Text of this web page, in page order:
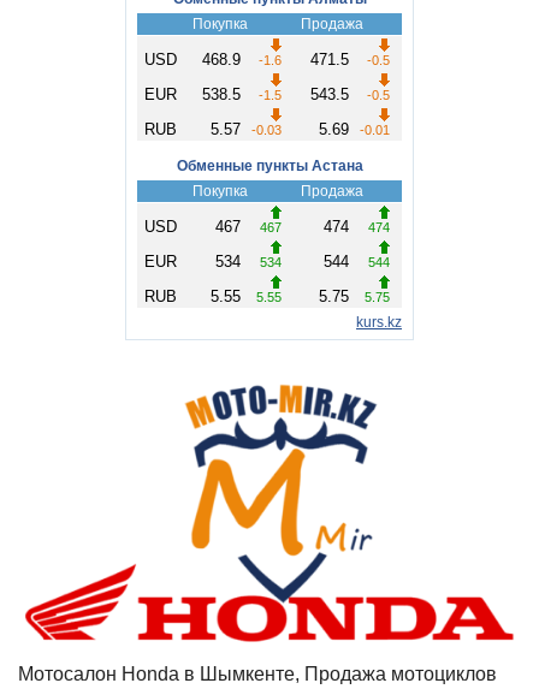
Мотосалон Honda в Шымкенте, Продажа мотоциклов